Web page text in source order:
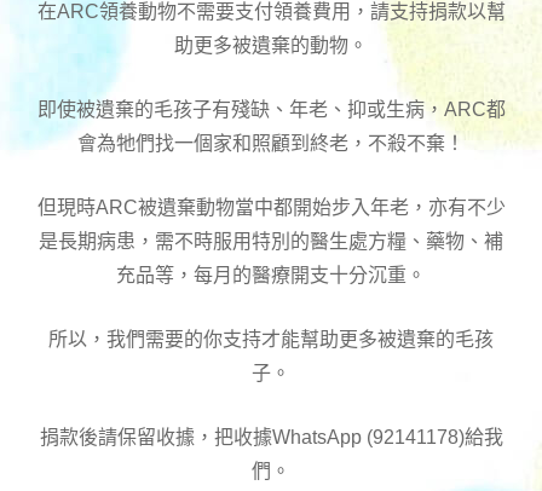
在ARC領養動物不需要支付領養費用，請支持捐款以幫
助更多被遺棄的動物。
即使被遺棄的毛孩子有殘缺、年老、抑或生病，ARC都
會為牠們找一個家和照顧到終老，不殺不棄！
但現時ARC被遺棄動物當中都開始步入年老，亦有不少
是長期病患，需不時服用特別的醫生處方糧、藥物、補
充品等，每月的醫療開支十分沉重。
所以，我們需要的你支持才能幫助更多被遺棄的毛孩
子。
捐款後請保留收據，把收據WhatsApp (92141178)給我
們。